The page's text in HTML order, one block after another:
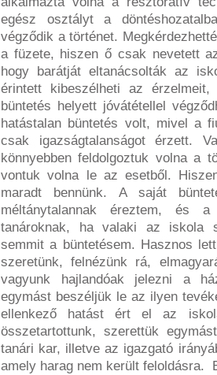
egész osztályt a
végződik a történet.
a füzete, hiszen ő csak nevetett
hogy barátját eltanácsolták az
érintett kibeszélheti az
büntetés helyett jóvátétellel
hatástalan büntetés volt, mivel a
csak igazságtalanságot érzett.
könnyebben feldolgoztuk volna a
vontuk volna le az esetből.
maradt bennünk. A saját
méltánytalannak éreztem, és
tanároknak, ha valaki az iskola
semmit a büntetésem. Hasznos
szeretünk, felnézünk rá,
vagyunk hajlandóak jelezni a
egymást beszéljük le az ilyen
ellenkező hatást ért el az
összetartottunk, szerettük
tanári kar, illetve az igazgató
amely harag nem került feloldásra.